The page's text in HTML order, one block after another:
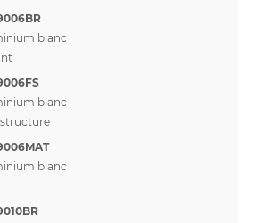
blanc
blanc
blanc